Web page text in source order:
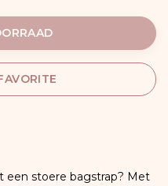
een stoere bagstrap? Met